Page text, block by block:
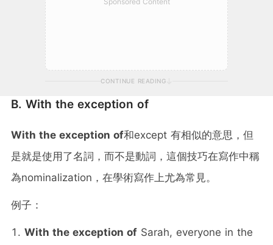
CONTINUE READING
B. With the exception of
With the exception of和except 有相似的意思，但
是就是使用了名詞，而不是動詞，這個技巧在寫作中稱
為nominalization，在學術寫作上尤為常見。
例子：
With the exception of Sarah, everyone in the